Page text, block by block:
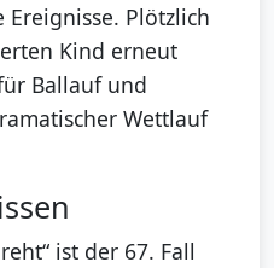
Plötzlich
Kind erneut
Ballauf und
Wettlauf
ist der 67. Fall